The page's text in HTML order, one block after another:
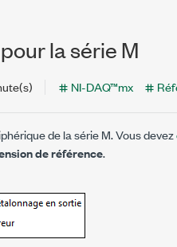
la série M
NI-DAQ™mx
de la série M. Vous devez
de référence.